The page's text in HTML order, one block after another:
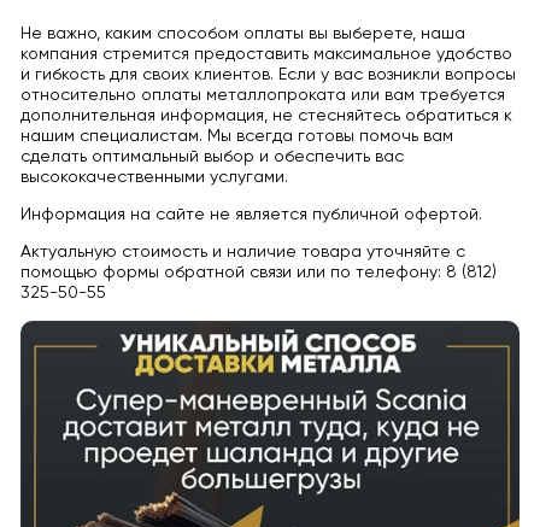
Не важно, каким способом оплаты вы выберете, наша
компания стремится предоставить максимальное удобство
и гибкость для своих клиентов. Если у вас возникли вопросы
относительно оплаты металлопроката или вам требуется
дополнительная информация, не стесняйтесь обратиться к
нашим специалистам. Мы всегда готовы помочь вам
сделать оптимальный выбор и обеспечить вас
высококачественными услугами.
Информация на сайте не является публичной офертой.
Актуальную стоимость и наличие товара уточняйте с
помощью формы обратной связи или по телефону: 8 (812)
325-50-55